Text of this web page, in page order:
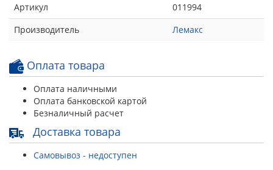
Артикул
011994
Производитель
Лемакс
Оплата товара
Оплата наличными
Оплата банковской картой
Безналичный расчет
Доставка товара
Самовывоз - недоступен